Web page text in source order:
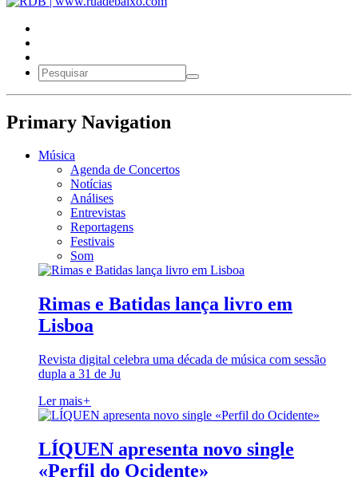
Primary Navigation
Música
Agenda de Concertos
Notícias
Análises
Entrevistas
Reportagens
Festivais
Som
Rimas e Batidas lança livro em
Lisboa
Revista digital celebra uma década de música com sessão
dupla a 31 de Ju
Ler mais+
LÍQUEN apresenta novo single
«Perfil do Ocidente»